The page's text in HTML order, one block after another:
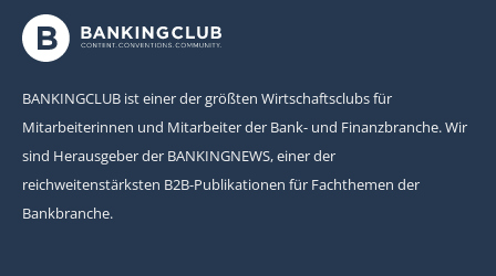
BANKINGCLUB ist einer der größten Wirtschaftsclubs für
Mitarbeiterinnen und Mitarbeiter der Bank- und Finanzbranche. Wir
sind Herausgeber der BANKINGNEWS, einer der
reichweitenstärksten B2B-Publikationen für Fachthemen der
Bankbranche.